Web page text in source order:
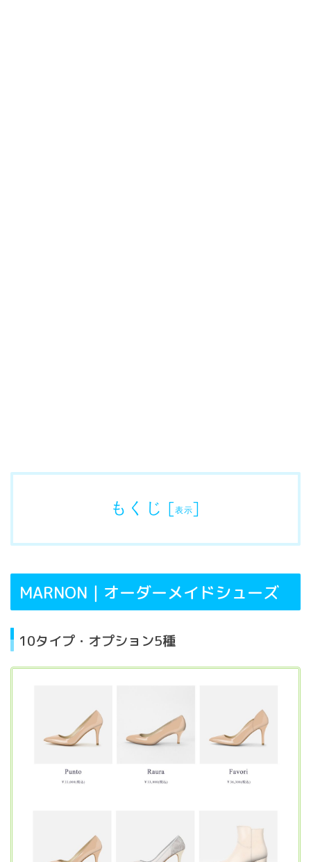
もくじ [表示]
MARNON｜オーダーメイドシューズ
10タイプ・オプション5種